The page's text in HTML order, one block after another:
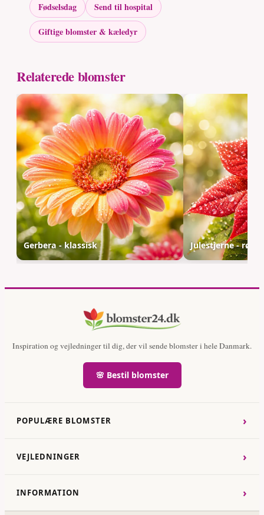
Fødselsdag
Send til hospital
Giftige blomster & kæledyr
Relaterede blomster
Gerbera - klassisk Julestjerne - rød
Inspiration og vejledninger til dig, der vil sende blomster i hele Danmark.
🌸 Bestil blomster
POPULÆRE BLOMSTER ›
VEJLEDNINGER ›
INFORMATION ›